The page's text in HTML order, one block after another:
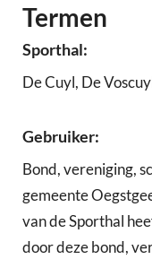
Termen
Sporthal:
De Cuyl, De
Gebruiker:
Bond, vereniging,
gemeente
van de Sporthal
door deze bond,